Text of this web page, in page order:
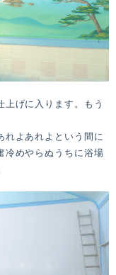
げに入ります。もう
れよあれよという間に
冷めやらぬうちに浴場